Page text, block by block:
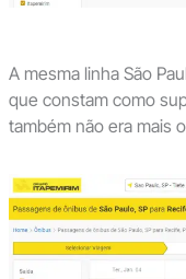
A mesma linha São
que constam como
também não era mais